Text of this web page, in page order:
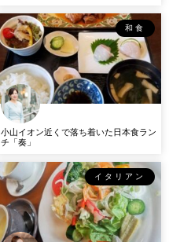
和食
小山イオン近くで落ち着いた日本食ラン
チ「奏」
イタリアン